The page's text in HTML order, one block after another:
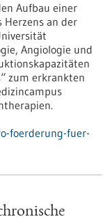
Aufbau einer
an der
Angiologie und
zum erkrankten
foerderung-fuer-